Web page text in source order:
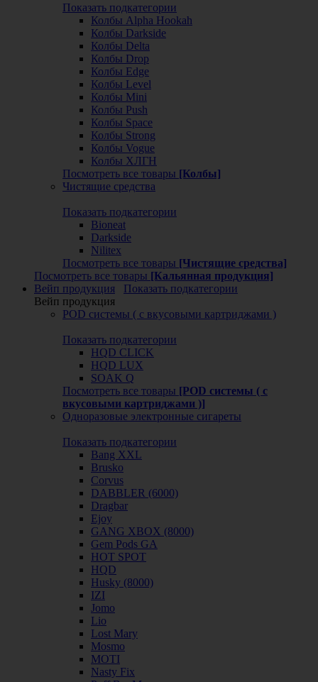
Показать подкатегории
Колбы Alpha Hookah
Колбы Darkside
Колбы Delta
Колбы Drop
Колбы Edge
Колбы Level
Колбы Mini
Колбы Push
Колбы Space
Колбы Strong
Колбы Vogue
Колбы ХЛГН
Посмотреть все товары [Колбы]
Чистящие средства
Показать подкатегории
Bioneat
Darkside
Nilitex
Посмотреть все товары [Чистящие средства]
Посмотреть все товары [Кальянная продукция]
Вейп продукция
Показать подкатегории
Вейп продукция
POD системы ( с вкусовыми картриджами )
Показать подкатегории
HQD CLICK
HQD LUX
SOAK Q
Посмотреть все товары [POD системы ( с
вкусовыми картриджами )]
Одноразовые электронные сигареты
Показать подкатегории
Bang XXL
Brusko
Corvus
DABBLER (6000)
Dragbar
Ejoy
GANG XBOX (8000)
Gem Pods GA
HOT SPOT
HQD
Husky (8000)
IZI
Jomo
Lio
Lost Mary
Mosmo
MOTI
Nasty Fix